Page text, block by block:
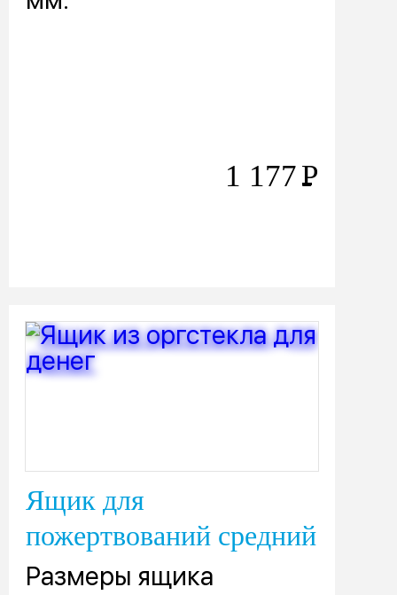
1 177Р
Ящик для
пожертвований средний
Размеры ящика